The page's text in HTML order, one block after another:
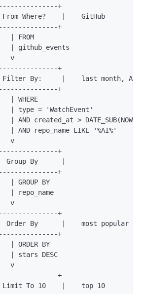
+
Where?    |    GitHub
+
| FROM
| github_events
v
+
Filter By:     |    last month, AI
+
| WHERE
| type = 'WatchEvent'
| AND created_at >
| AND repo_name LIKE '%AI%'
v
+
Group By      |
+
| GROUP BY
| repo_name
v
+
Order By      |    most popular
+
| ORDER BY
| stars DESC
v
+
To 10    |    top 10